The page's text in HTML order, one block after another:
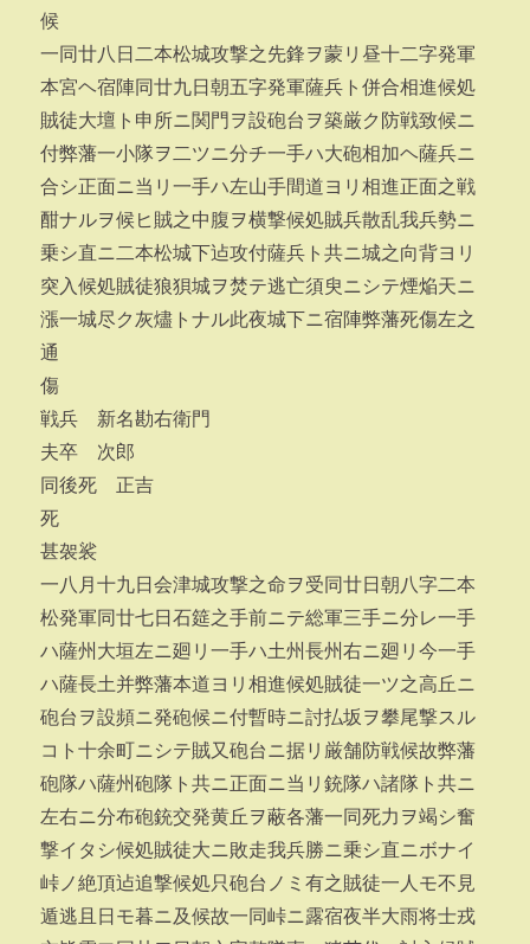
候
一同廿八日二本松城攻撃之先鋒ヲ蒙リ昼十二字発軍
本宮ヘ宿陣同廿九日朝五字発軍薩兵ト併合相進候処
賊徒大壇ト申所ニ関門ヲ設砲台ヲ築厳ク防戦致候ニ
付弊藩一小隊ヲ二ツニ分チ一手ハ大砲相加ヘ薩兵ニ
合シ正面ニ当リ一手ハ左山手間道ヨリ相進正面之戦
酣ナルヲ候ヒ賊之中腹ヲ横撃候処賊兵散乱我兵勢ニ
乗シ直ニ二本松城下迠攻付薩兵ト共ニ城之向背ヨリ
突入候処賊徒狼狽城ヲ焚テ逃亡須臾ニシテ煙焔天ニ
漲一城尽ク灰燼トナル此夜城下ニ宿陣弊藩死傷左之
通
傷
戦兵 新名勘右衛門
夫卒 次郎
同後死 正吉
死
甚袈裟
一八月十九日会津城攻撃之命ヲ受同廿日朝八字二本
松発軍同廿七日石筵之手前ニテ総軍三手ニ分レ一手
ハ薩州大垣左ニ廻リ一手ハ土州長州右ニ廻リ今一手
ハ薩長土并弊藩本道ヨリ相進候処賊徒一ツ之高丘ニ
砲台ヲ設頻ニ発砲候ニ付暫時ニ討払坂ヲ攀尾撃スル
コト十余町ニシテ賊又砲台ニ据リ厳舗防戦候故弊藩
砲隊ハ薩州砲隊ト共ニ正面ニ当リ銃隊ハ諸隊ト共ニ
左右ニ分布砲銃交発黄丘ヲ蔽各藩一同死力ヲ竭シ奮
撃イタシ候処賊徒大ニ敗走我兵勝ニ乗シ直ニボナイ
峠ノ絶頂迠追撃候処只砲台ノミ有之賊徒一人モ不見
遁逃且日モ暮ニ及候故一同峠ニ露宿夜半大雨将士戎